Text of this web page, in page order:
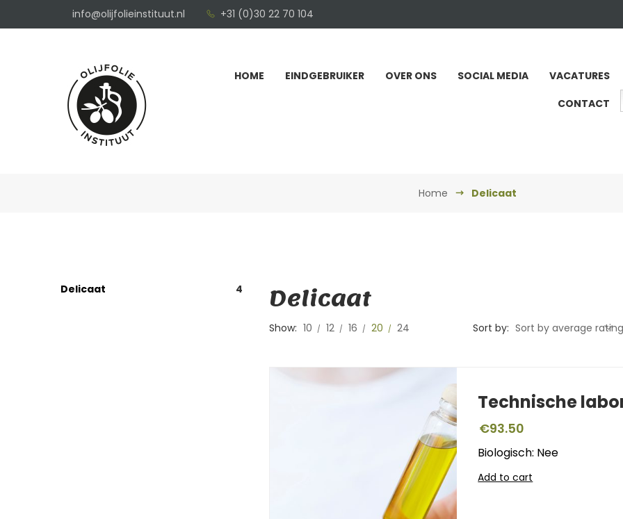
info@olijfolieinstituut.nl +31 (0)30 22 70 104
HOME EINDGEBRUIKER OVER ONS SOCIAL MEDIA
VACATURES
CONTACT
Home Delicaat
Delicaat 4 Delicaat
Show: 10 12 16 20 24 Sort by: Sort by average rating
Technische
€93.50
Biologisch: Nee
Add to cart